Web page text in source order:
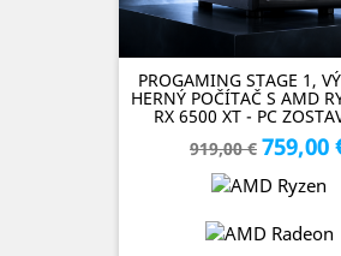
PROGAMING STAGE 1,
HERNÝ POČÍTAČ S AMD
RX 6500 XT - PC
Základná
cena
919,00 € Cena
759,00